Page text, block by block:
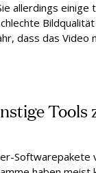
allerdings
dass das Video
Softwarepakete